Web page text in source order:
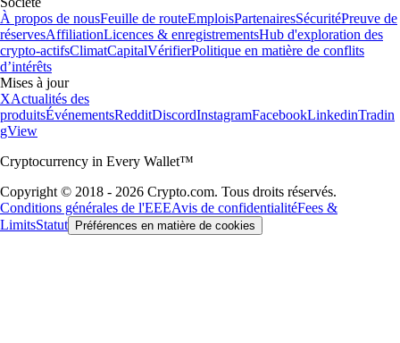
À propos de nousFeuille de routeEmploisPartenairesSécuritéPreuve de
réservesAffiliationLicences & enregistrementsHub d'exploration des
crypto-actifsClimatCapitalVérifierPolitique en matière de conflits
d’intérêts
Mises à jour
XActualités des
produitsÉvénementsRedditDiscordInstagramFacebookLinkedinTradin
gView
Cryptocurrency in Every Wallet™
Copyright © 2018 - 2026 Crypto.com. Tous droits réservés.
Conditions générales de l'EEEAvis de confidentialitéFees &
LimitsStatut Préférences en matière de cookies